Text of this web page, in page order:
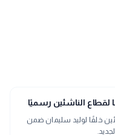
الناشئين رسميًا
خلفًا لوليد سليمان ضمن